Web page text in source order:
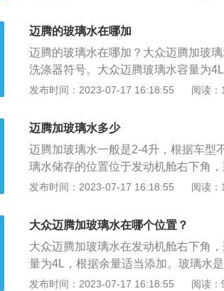
洁，可以将前挡玻璃上面的脏东西去
是非常安全的;3、润滑作用。车窗中
用，减少玻璃与雨刮器之间的摩擦，
洁以后，还能够去除玻璃表面的电荷
解冰霜。在冬季的时候可以选择冰点较
迈腾的玻璃水在哪加
迈腾的玻璃水在哪加？大众迈腾加玻
洗涤器符号。大众迈腾玻璃水容量为
无固定更换周期，看驾驶者使用的频
出，在玻璃水加注口处，再加入少量
打开，将残余的老旧玻璃水清除干净
倒入4升的玻璃水，完成后盖好玻璃水
要使用冬季玻璃水，这种玻璃水不会
会被冻住。如果玻璃水被冻住了，可
光最充足的时候，把车子开到太阳底
太厉害，一会就能化开。3、用一些
等等。加进玻璃水槽，等一会即可融
发布时间：2023-07-17 16:18:55 阅读：
迈腾加玻璃水多少
迈腾加玻璃水一般是2-4升，根据车型
璃水储存的位置位于发动机舱右下角
腾玻璃水容量为4L，根据余量适当添
在机动车辆风挡出现过脏或者视线不
动车辆的雨刮器进行使用，这样才可
是在夜间行驶的时候，玻璃上的灰尘
刮蹭之后可以保持玻璃在最佳的透明
发布时间：2023-07-17 16:18:55 阅读：
大众迈腾加玻璃水在哪个位置？
大众迈腾加玻璃水在发动机舱右下角
量为4L，根据余量适当添加。玻璃水
的频率。玻璃水是用来清洁车辆等交
发布时间：2023-07-17 16:18:55 阅读：